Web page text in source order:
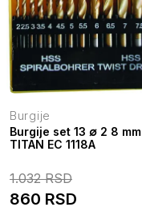
Burgije
Burgije set 13 ∅ 2 8 mm
TITAN EC 1118A
1.032 RSD
860 RSD